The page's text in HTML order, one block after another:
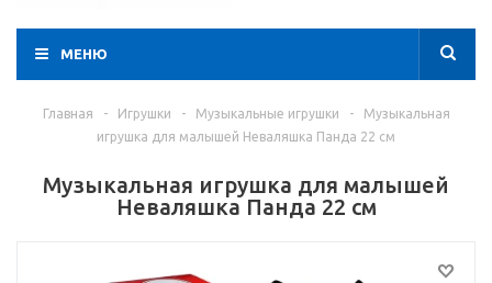
МЕНЮ
Главная - Игрушки - Музыкальные игрушки -
Музыкальная
игрушка для малышей Неваляшка Панда 22 см
Музыкальная игрушка для малышей
Неваляшка Панда 22 см